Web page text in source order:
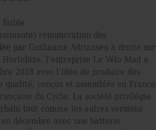
faible
rémunération des
par Guillaume Adriansen à droite sur
l’entreprise Le Vélo Mad a
2018 avec l’idée de produire des
qualité, conçus et assemblés en France
du Cycle. La société privilégie
tout comme les autres versions
décembre avec une batterie